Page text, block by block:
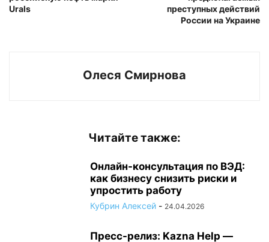
Urals
преступных действий
России на Украине
Олеся Смирнова
Читайте также:
Онлайн-консультация по ВЭД:
как бизнесу снизить риски и
упростить работу
Кубрин Алексей - 24.04.2026
Пресс-релиз: Kazna Help —